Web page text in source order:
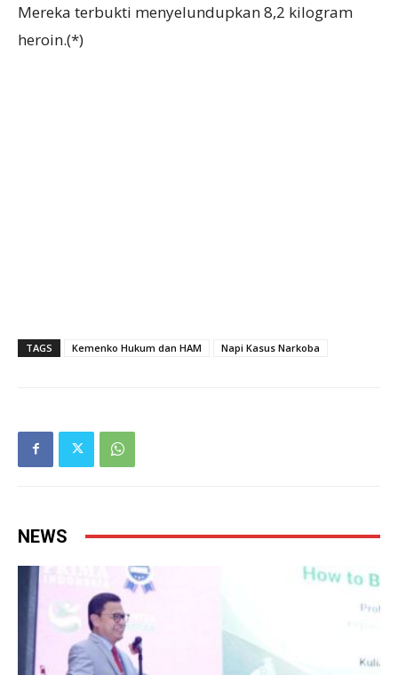
Mereka terbukti menyelundupkan 8,2 kilogram
heroin.(*)
TAGS Kemenko Hukum dan HAM Napi Kasus Narkoba
NEWS